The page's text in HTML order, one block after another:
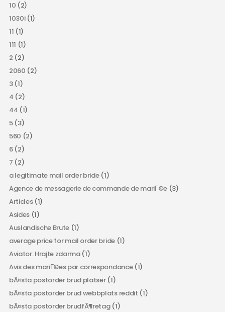
10 (2)
1030i(1)
11 (1)
111 (1)
2 (2)
2060 (2)
3(1)
4 (2)
44 (1)
5(3)
560 (2)
6(2)
7 (2)
a legitimate mail order bride(1)
Agence de messagerie de commande de mariГ©e(3)
Articles(1)
Asides(1)
Auslandische Brute (1)
average price for mail order bride(1)
Aviator: Hrajte zdarma(1)
Avis des mariГ©es par correspondance(1)
bÃ¤sta postorder brud platser(1)
bÃ¤sta postorder brud webbplats reddit (1)
bÃ¤sta postorder brudfÃ¶retag(1)